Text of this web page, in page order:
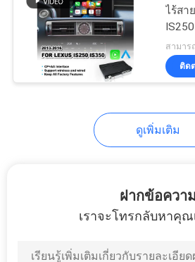
กล่อง AI ในร
อินเทอร์เฟซ
ไร้สา
ควบ
สามาร
ติด
ดูเพิ่มเติม
ฝากข้อความ
เราจะโทรกลับหาคุณ